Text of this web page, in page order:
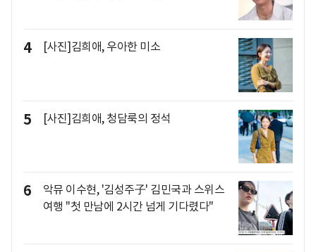
4 [사진]김희애, 우아한 미소
5 [사진]김희애, 청담룩의 정석
6
악뮤 이수현, '김성주子' 김민국과 스위스
여행 "첫 만남에 2시간 넘게 기다렸다"